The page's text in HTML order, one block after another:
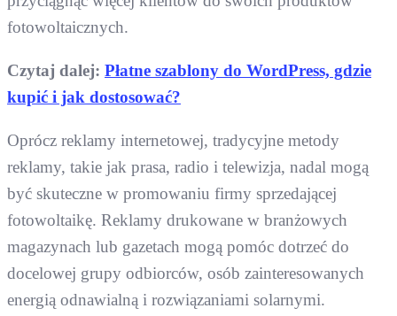
fotowoltaicznych.
Czytaj dalej: Płatne szablony do WordPress, gdzie
kupić i jak dostosować?
Oprócz reklamy internetowej, tradycyjne metody
reklamy, takie jak prasa, radio i telewizja, nadal mogą
być skuteczne w promowaniu firmy sprzedającej
fotowoltaikę. Reklamy drukowane w branżowych
magazynach lub gazetach mogą pomóc dotrzeć do
docelowej grupy odbiorców, osób zainteresowanych
energią odnawialną i rozwiązaniami solarnymi.